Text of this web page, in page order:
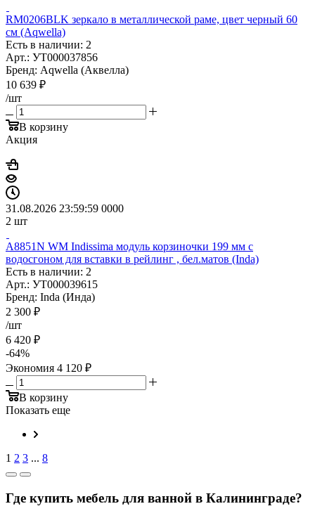
RM0206BLK зеркало в металлической раме, цвет черный 60
см (Aqwella)
Есть в наличии: 2
Арт.: УТ000037856
Бренд: Aqwella (Аквелла)
10 639 ₽
/шт
В корзину
Акция
31.08.2026 23:59:59 0000
2 шт
A8851N WM Indissima модуль корзиночки 199 мм с
водосгоном для вставки в рейлинг , бел.матов (Inda)
Есть в наличии: 2
Арт.: УТ000039615
Бренд: Inda (Инда)
2 300 ₽
/шт
6 420 ₽
-64%
Экономия 4 120 ₽
В корзину
Показать еще
1 2 3 ... 8
Где купить мебель для ванной в Калининграде?